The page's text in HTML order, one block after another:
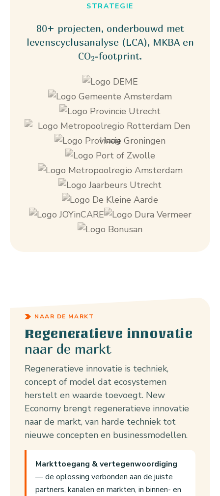
STRATEGIE
80+ projecten, onderbouwd met
levenscyclusanalyse (LCA), MKBA en
CO2-footprint.
NAAR DE MARKT
Regeneratieve innovatie
naar de markt
Regeneratieve innovatie is techniek,
concept of model dat ecosystemen
herstelt en waarde toevoegt. New
Economy brengt regeneratieve innovatie
naar de markt, van harde techniek tot
nieuwe concepten en businessmodellen.
Markttoegang & vertegenwoordiging
— de oplossing verbonden aan de juiste
partners, kanalen en markten, in binnen- en